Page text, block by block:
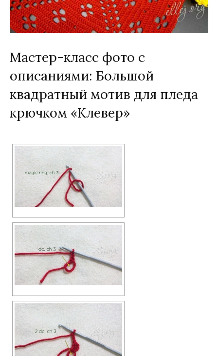
Мастер-класс фото с
описаниями: Большой
квадратный мотив для пледа
крючком «Клевер»